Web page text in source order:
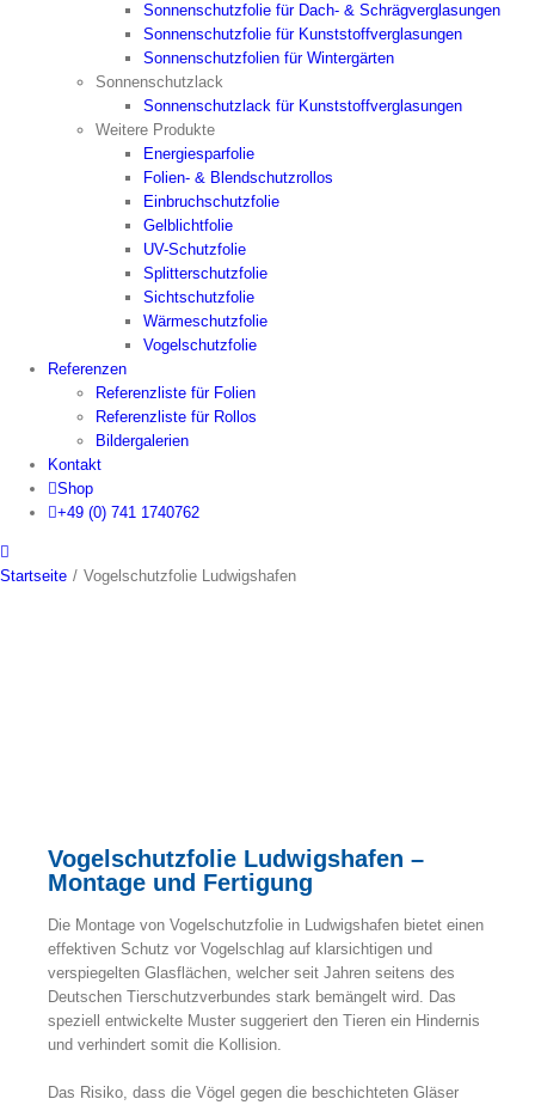
Sonnenschutzfolie für Dach- & Schrägverglasungen
Sonnenschutzfolie für Kunststoffverglasungen
Sonnenschutzfolien für Wintergärten
Sonnenschutzlack
Sonnenschutzlack für Kunststoffverglasungen
Weitere Produkte
Energiesparfolie
Folien- & Blendschutzrollos
Einbruchschutzfolie
Gelblichtfolie
UV-Schutzfolie
Splitterschutzfolie
Sichtschutzfolie
Wärmeschutzfolie
Vogelschutzfolie
Referenzen
Referenzliste für Folien
Referenzliste für Rollos
Bildergalerien
Kontakt
Shop
+49 (0) 741 1740762
Startseite / Vogelschutzfolie Ludwigshafen
Vogelschutzfolie Ludwigshafen –
Montage und Fertigung
Die Montage von Vogelschutzfolie in Ludwigshafen bietet einen
effektiven Schutz vor Vogelschlag auf klarsichtigen und
verspiegelten Glasflächen, welcher seit Jahren seitens des
Deutschen Tierschutzverbundes stark bemängelt wird. Das
speziell entwickelte Muster suggeriert den Tieren ein Hindernis
und verhindert somit die Kollision.
Das Risiko, dass die Vögel gegen die beschichteten Gläser